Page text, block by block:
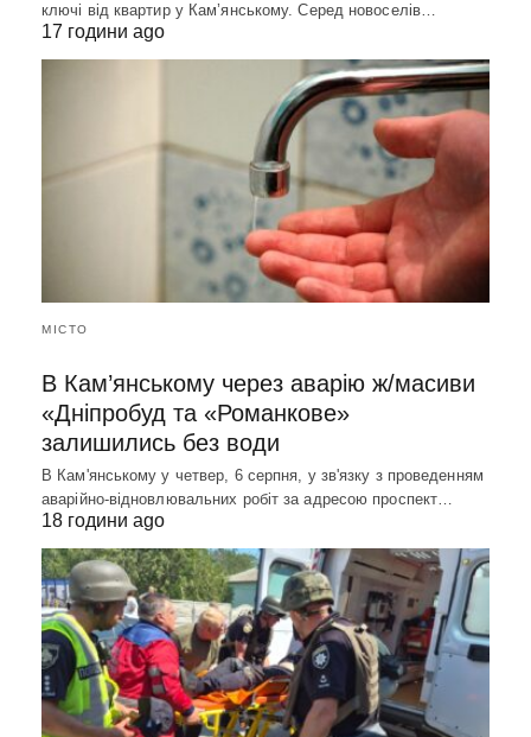
ключі від квартир у Кам’янському. Серед новоселів…
17 години ago
МІСТО
В Кам’янському через аварію ж/масиви
«Дніпробуд та «Романкове»
залишились без води
В Кам'янському у четвер, 6 серпня, у зв'язку з проведенням
аварійно-відновлювальних робіт за адресою проспект…
18 години ago